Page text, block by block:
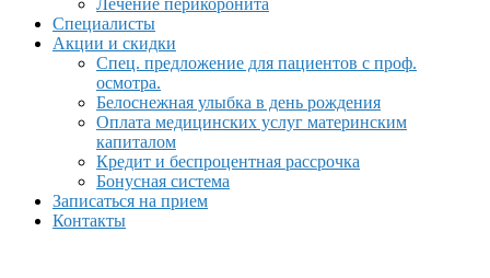
Лечение перикоронита
Специалисты
Акции и скидки
Спец. предложение для пациентов с проф.
осмотра.
Белоснежная улыбка в день рождения
Оплата медицинских услуг материнским
капиталом
Кредит и беспроцентная рассрочка
Бонусная система
Записаться на прием
Контакты